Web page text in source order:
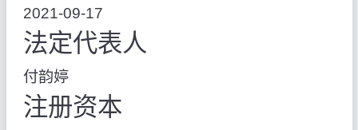
2021-09-17
法定代表人
付韵婷
注册资本